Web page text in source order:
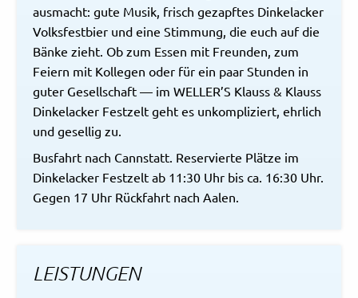
ausmacht: gute Musik, frisch gezapftes Dinkelacker
Volksfestbier und eine Stimmung, die euch auf die
Bänke zieht. Ob zum Essen mit Freunden, zum
Feiern mit Kollegen oder für ein paar Stunden in
guter Gesellschaft — im WELLER’S Klauss & Klauss
Dinkelacker Festzelt geht es unkompliziert, ehrlich
und gesellig zu.
Busfahrt nach Cannstatt. Reservierte Plätze im
Dinkelacker Festzelt ab 11:30 Uhr bis ca. 16:30 Uhr.
Gegen 17 Uhr Rückfahrt nach Aalen.
LEISTUNGEN